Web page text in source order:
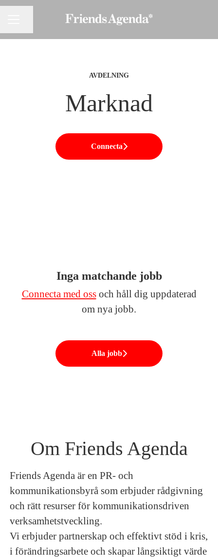
AVDELNING
Marknad
Connecta
Inga matchande jobb
Connecta med ossoch håll dig uppdaterad
om nya jobb.
Alla jobb
Om Friends Agenda
Friends Agenda är en PR- och
kommunikationsbyrå som erbjuder rådgivning
och rätt resurser för kommunikationsdriven
verksamhetstveckling.
Vi erbjuder partnerskap och effektivt stöd i kris,
i förändringsarbete och skapar långsiktigt värde